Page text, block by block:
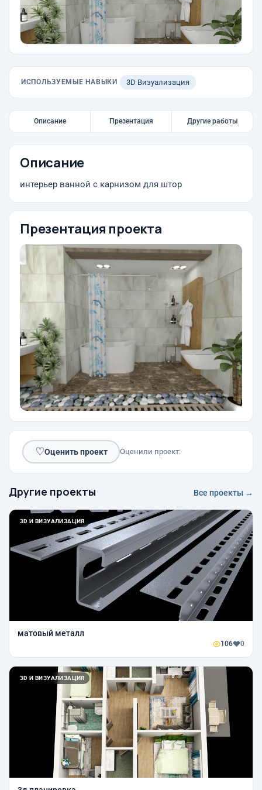
ИСПОЛЬЗУЕМЫЕ НАВЫКИ 3D Визуализация
Описание Презентация Другие работы
Описание
интерьер ванной с карнизом для штор
Презентация проекта
♡Оценить проект Оценили проект:
Другие проекты Все проекты →
3D И ВИЗУАЛИЗАЦИЯ
матовый металл
106 0
3D И ВИЗУАЛИЗАЦИЯ